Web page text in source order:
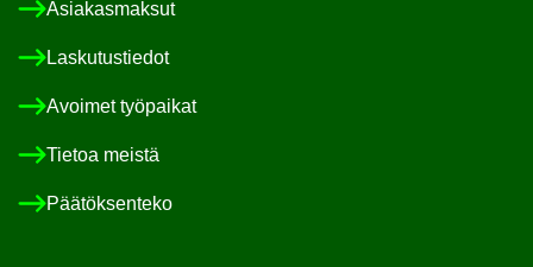
Asia­kas­mak­sut
Las­ku­tus­tie­dot
Avoi­met työ­pai­kat
Tie­toa meis­tä
Pää­tök­sen­te­ko